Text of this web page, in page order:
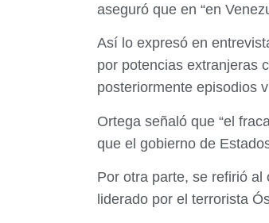
aseguró que en “en
Así lo expresó en
por potencias extranjeras
posteriormente episodios
Ortega señaló que “el
que el gobierno de
Por otra parte, se refirió
liderado por el terrorista